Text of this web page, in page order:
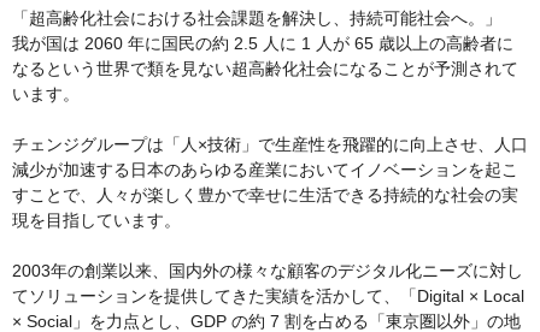
「超高齢化社会における社会課題を解決し、持続可能社会へ。」
我が国は 2060 年に国民の約 2.5 人に 1 人が 65 歳以上の高齢者に
なるという世界で類を見ない超高齢化社会になることが予測されて
います。
チェンジグループは「人×技術」で生産性を飛躍的に向上させ、人口
減少が加速する日本のあらゆる産業においてイノベーションを起こ
すことで、人々が楽しく豊かで幸せに生活できる持続的な社会の実
現を目指しています。
2003年の創業以来、国内外の様々な顧客のデジタル化ニーズに対し
てソリューションを提供してきた実績を活かして、「Digital × Local
× Social」を力点とし、GDP の約 7 割を占める「東京圏以外」の地